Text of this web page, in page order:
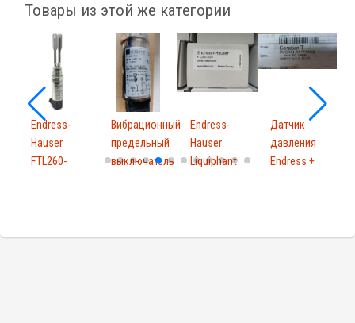
Товары из этой же категории
Endress-
Hauser
FTL260-
0010
Вибрационный
предельный
выключатель
Endress-
Hauser
Liquiphant
ftl260-1029
Датчик
давления
Endress +
Hauser